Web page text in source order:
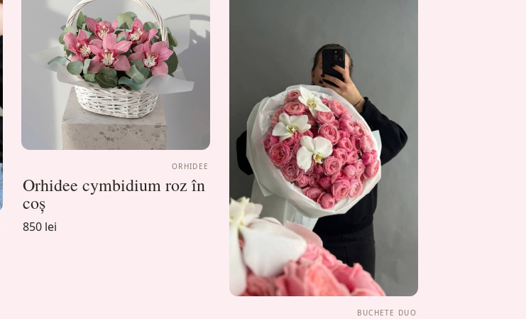
ORHIDEE
Orhidee cymbidium roz în
coș
850 lei
BUCHETE DUO